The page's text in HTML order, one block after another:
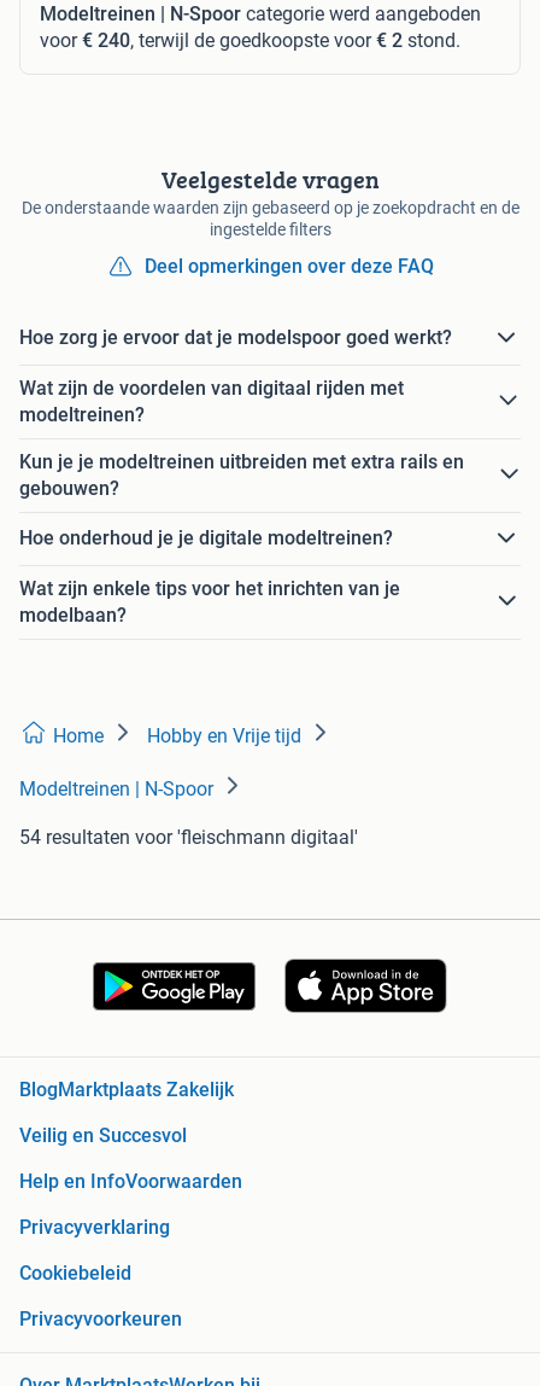
Modeltreinen | N-Spoor categorie werd aangeboden
voor€ 240, terwijl de goedkoopste voor€ 2 stond.
Veelgestelde vragen
De onderstaande waarden zijn gebaseerd op je zoekopdracht en de
ingestelde filters
Deel opmerkingen over deze FAQ
Hoe zorg je ervoor dat je modelspoor goed werkt?
Wat zijn de voordelen van digitaal rijden met
modeltreinen?
Kun je je modeltreinen uitbreiden met extra rails en
gebouwen?
Hoe onderhoud je je digitale modeltreinen?
Wat zijn enkele tips voor het inrichten van je
modelbaan?
Home Hobby en Vrije tijd
Modeltreinen | N-Spoor
54 resultaten voor 'fleischmann digitaal'
BlogMarktplaats Zakelijk
Veilig en Succesvol
Help en InfoVoorwaarden
Privacyverklaring
Cookiebeleid
Privacyvoorkeuren